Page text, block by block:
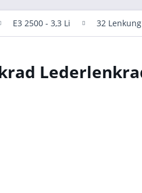
E3 2500 - 3,3 Li 32 Lenkung